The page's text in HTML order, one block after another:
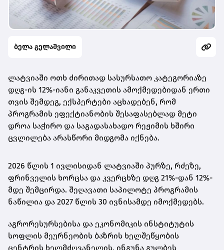
ბელა გელაშვილი
ლატვიაში ოთხ ძირითად სასურსათო კატეგორიაზე
დღგ-ის 12%-იანი განაკვეთის ამოქმედებიდან ერთი
თვის შემდეგ, ექსპერტები აცხადებენ, რომ
პროგრამის ეფექტიანობის შესაფასებლად მეტი
დროა საჭირო და საგადასახადო რეჟიმის ხშირი
ცვლილება არასწორი მიდგომა იქნება.
2026 წლის 1 ივლისიდან ლატვიაში პურზე, რძეზე,
ფრინველის ხორცსა და კვერცხზე დღგ 21%-დან 12%-
მდე შემცირდა. შეღავათი საპილოტე პროგრამის
ნაწილია და 2027 წლის 30 ივნისამდე იმოქმედებს.
აგრორესურსებისა და ეკონომიკის ინსტიტუტის
სოფლის მეურნეობის ბაზრის ხელშეწყობის
ცენტრის ხელმძღვანელის, ინგუნა გულბეს